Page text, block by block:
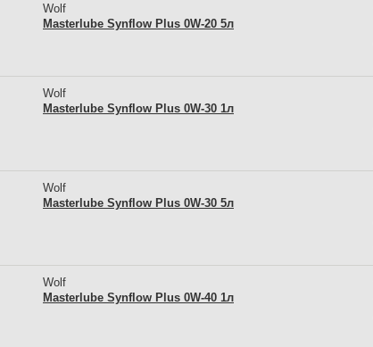
Wolf
Masterlube Synflow Plus 0W-20 5л
Wolf
Masterlube Synflow Plus 0W-30 1л
Wolf
Masterlube Synflow Plus 0W-30 5л
Wolf
Masterlube Synflow Plus 0W-40 1л